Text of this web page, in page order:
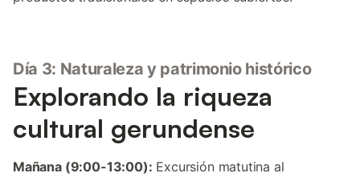
Día 3: Naturaleza y patrimonio histórico
Explorando la riqueza
cultural gerundense
Mañana (9:00-13:00): Excursión matutina al